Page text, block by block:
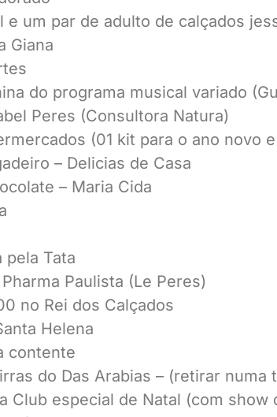
um par de adulto de calçados
Giana
do programa musical variado
Peres (Consultora Natura)
(01 kit para o ano novo
– Delicias de Casa
– Maria Cida
pela Tata
Paulista (Le Peres)
no Rei dos Calçados
Helena
contente
do Das Arabias – (retirar numa
Club especial de Natal (com show